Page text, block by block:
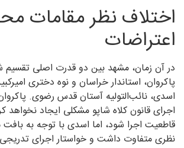
اختلاف نظر مقامات
اعتراضات
در آن زمان، مشهد بین دو قدرت اصلی تقسیم
پاکروان، استاندار خراسان و نوه دختری
اسدی، نائب‌التولیه آستان قدس رضوی.
اجرای قانون کلاه شاپو مشکلی ایجاد نخواهد
قاطعیت اجرا شود، اما اسدی با توجه به
نظری متفاوت داشت و خواستار اجرای تدریجی